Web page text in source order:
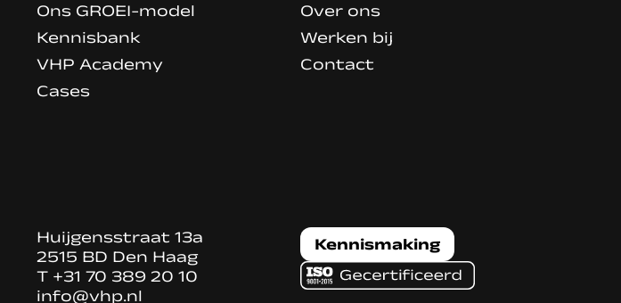
Ons GROEI-model
Kennisbank
VHP Academy
Cases
Over ons
Werken bij
Contact
Huijgensstraat 13a
2515 BD Den Haag
T +31 70 389 20 10
info@vhp.nl
Kennismaking